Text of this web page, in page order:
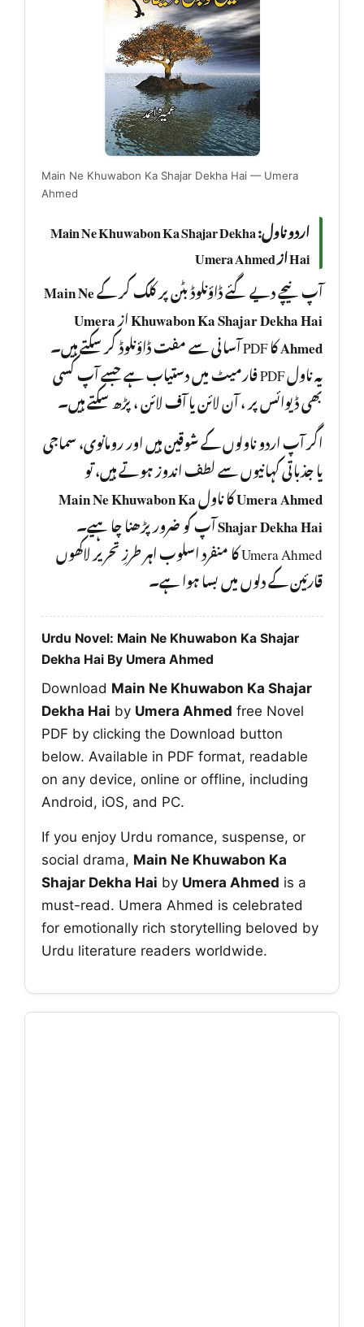
Main Ne Khuwabon Ka Shajar Dekha Hai — Umera
Ahmed
اردو ناول: Main Ne Khuwabon Ka Shajar Dekha
Hai از Umera Ahmed
آپ نیچے دیے گئے ڈاؤنلوڈ بٹن پر کلک کر کےMain Ne
Khuwabon Ka Shajar Dekha HaiازUmera
Ahmed
کا PDF آسانی سے مفت ڈاؤنلوڈ کر سکتے ہیں۔
یہ ناول PDF فارمیٹ میں دستیاب ہے جسے آپ کسی
بھی ڈیوائس پر ، آن لائن یا آف لائن ، پڑھ سکتے ہیں۔
اگر آپ اردو ناولوں کے شوقین ہیں اور رومانوی، سماجی
یا جذباتی کہانیوں سے لطف اندوز ہوتے ہیں، تو
Umera Ahmedکا ناولMain Ne Khuwabon Ka
Shajar Dekha Haiآپ کو ضرور پڑھنا چا ہیے۔
Umera Ahmed کا منفرد اسلوب اہر طرزِ تحریر لاکھوں
قارئین کے دلوں میں بسا ہوا ہے۔
Urdu Novel: Main Ne Khuwabon Ka Shajar
Dekha Hai By Umera Ahmed
Download Main Ne Khuwabon Ka Shajar
Dekha Hai by Umera Ahmed free Novel
PDF by clicking the Download button
below. Available in PDF format, readable
on any device, online or offline, including
Android, iOS, and PC.
If you enjoy Urdu romance, suspense, or
social drama, Main Ne Khuwabon Ka
Shajar Dekha Hai by Umera Ahmed is a
must-read. Umera Ahmed is celebrated
for emotionally rich storytelling beloved by
Urdu literature readers worldwide.